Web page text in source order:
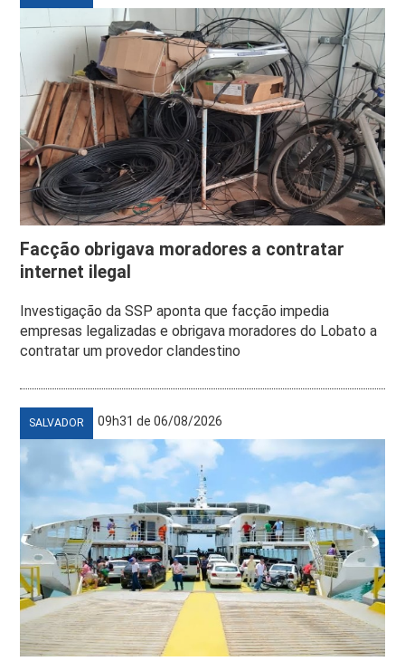
Facção obrigava moradores a contratar
internet ilegal
Investigação da SSP aponta que facção impedia
empresas legalizadas e obrigava moradores do Lobato a
contratar um provedor clandestino
SALVADOR 09h31 de 06/08/2026